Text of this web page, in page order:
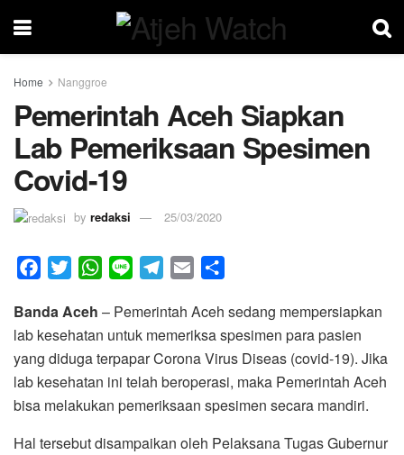
Home Nanggroe
Pemerintah Aceh Siapkan
Lab Pemeriksaan Spesimen
Covid-19
by redaksi 25/03/2020
c
e
b
o
o
i
t
t
e
r
W
a
t
s
A
p
n
e
l
e
g
r
a
a
i
l
a
r
e
Banda Aceh – Pemerintah Aceh sedang mempersiapkan
lab kesehatan untuk memeriksa spesimen para pasien
yang diduga terpapar Corona Virus Diseas (covid-19). Jika
lab kesehatan ini telah beroperasi, maka Pemerintah Aceh
bisa melakukan pemeriksaan spesimen secara mandiri.
Hal tersebut disampaikan oleh Pelaksana Tugas Gubernur